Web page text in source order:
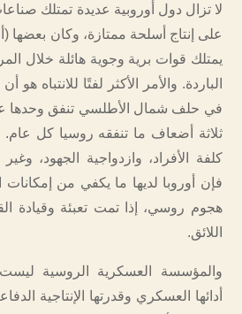
لا تزال دول أوروبية عديدة تمتلك
على إنتاج أسلحة ممتازة، وكان بعضها
يمتلك قوات برية وجوية هائلة خلال
الباردة. والأمر الأكثر لفتًا للانتباه هو
في حلف شمال الأطلسي تنفق وحدها
ثلاثة أضعاف ما تنفقه روسيا كل عام.
كلفة الأفراد، وازدواجية الجهود،
فإن أوروبا لديها ما يكفي من
هجوم روسي، إذا تمت تعبئة وقيادة
اللائق.
والمؤسسة العسكرية الروسية
أدائها العسكري وقدرتها الإنتاجية